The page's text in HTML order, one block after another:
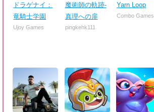
ドラゲナイ：
竜騎士学園
Ujoy Games
魔術師の軌跡-
真理への扉
pingkehk111
Yarn Loop
Combo Games